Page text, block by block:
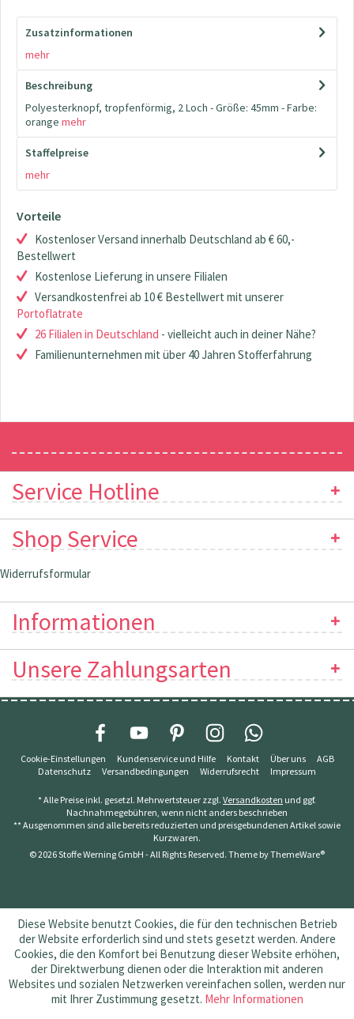
Zusatzinformationen
mehr
Beschreibung
Polyesterknopf, tropfenförmig, 2 Loch - Größe: 45mm - Farbe:
orange mehr
Staffelpreise
mehr
Vorteile
Kostenloser Versand innerhalb Deutschland ab € 60,-
Bestellwert
Kostenlose Lieferung in unsere Filialen
Versandkostenfrei ab 10 € Bestellwert mit unserer
Portoflatrate
26 Filialen in Deutschland - vielleicht auch in deiner Nähe?
Familienunternehmen mit über 40 Jahren Stofferfahrung
Service Hotline
Shop Service
Widerrufsformular
Informationen
Unsere Zahlungsarten
Cookie-Einstellungen Kundenservice und Hilfe Kontakt Über uns
AGB
Datenschutz
Versandbedingungen Widerrufsrecht Impressum
* Alle Preise inkl. gesetzl. Mehrwertsteuer zzgl. Versandkosten und ggf.
Nachnahmegebühren, wenn nicht anders beschrieben
** Ausgenommen sind alle bereits reduzierten und preisgebundenen Artikel sowie
Kurzwaren.
© 2026 Stoffe Werning GmbH - All Rights Reserved. Theme byThemeWare®
Diese Website benutzt Cookies, die für den technischen Betrieb
der Website erforderlich sind und stets gesetzt werden. Andere
Cookies, die den Komfort bei Benutzung dieser Website erhöhen,
der Direktwerbung dienen oder die Interaktion mit anderen
Websites und sozialen Netzwerken vereinfachen sollen, werden nur
mit Ihrer Zustimmung gesetzt. Mehr Informationen